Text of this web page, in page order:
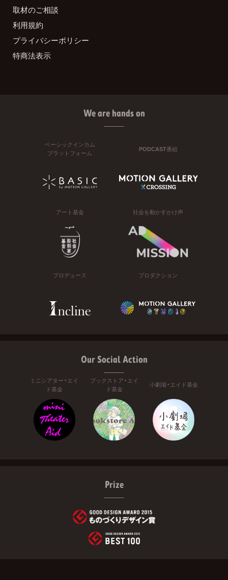
取材のご相談
利用規約
プライバシーポリシー
特商法表示
We are hands on
ベーシックインカム
プラットフォーム
PODCAST番組
アート基金 社会を動かすかけ声
プロデュース プロダクション
Our Social Action
ミニシアター・エイ
ド基金
ブックストア・エイ
ド基金
小劇場・エイド基金
Prize